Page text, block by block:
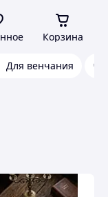
Корзина
Для венчания